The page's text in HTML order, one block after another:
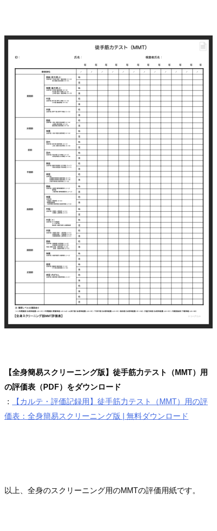
【全身簡易スクリーニング版】徒手筋力テスト（MMT）用
の評価表（PDF）をダウンロード
：
【カルテ・評価記録用】徒手筋力テスト（MMT）用の評
価表：全身簡易スクリーニング版 | 無料ダウンロード
以上、全身のスクリーニング用のMMTの評価用紙です。